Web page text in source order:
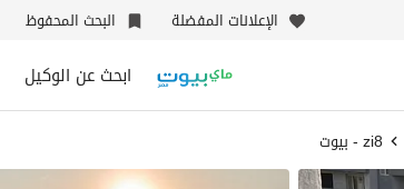
الإعلانات المفضلة البحث المحفوظ
ابحث عن الوكيل
zi8 - بيوت